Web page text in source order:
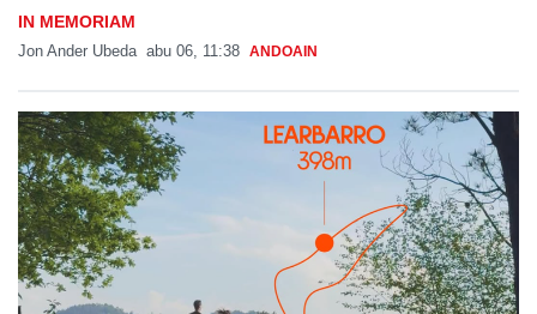
IN MEMORIAM
Jon Ander Ubeda abu 06, 11:38 ANDOAIN